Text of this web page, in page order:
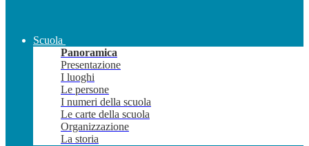
Scuola
Panoramica
Presentazione
I luoghi
Le persone
I numeri della scuola
Le carte della scuola
Organizzazione
La storia